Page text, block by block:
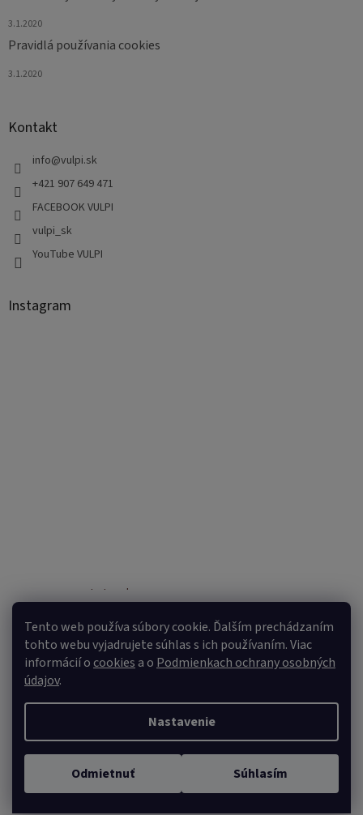
Tento web používa súbory cookie. Ďalším prechádzaním
tohto webu vyjadrujete súhlas s ich používaním. Viac
informácií ocookiesa o Podmienkach ochrany osobných
údajov.
Nastavenie
Odmietnuť Súhlasím
3.1.2020
Pravidlá používania cookies
3.1.2020
Kontakt
info@vulpi.sk
+421 907 649 471
FACEBOOK VULPI
vulpi_sk
YouTube VULPI
Instagram
Sledovať na Instagrame
Vytvoril Shoptet
Copyright 2026VULPI.SK . Všetky práva vyhradené.